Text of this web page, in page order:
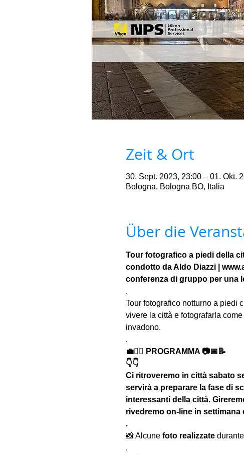
Zeit & Ort
30. Sept. 2023, 23:00 – 01. Okt.
Bologna, Bologna BO, Italia
Über die
Tour fotografico a piedi della
condotto da Aldo Diazzi |
conferenza di gruppo per una
.
Tour fotografico notturno a piedi
vivere la città e fotografarla
invadono.
.
💼🚶‍♂️ PROGRAMMA 📷📅📝
👇👇
Ci ritroveremo in città sabato
servirà a preparare la fase di
interessanti della città.
rivedremo on-line in
.
📸 Alcune foto realizzate durante
.